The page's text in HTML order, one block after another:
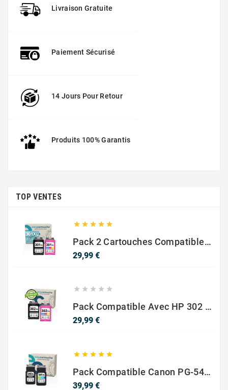
Livraison Gratuite
Paiement Sécurisé
14 Jours Pour Retour
Produits 100% Garantis
TOP VENTES
    
Pack 2 Cartouches Compatible Avec HP 301 XL Noir Et Couleur
29,99 €Prix
    
Pack Compatible Avec HP 302 XL Noir Et Couleur - SANS NIVEAU ENCRE
29,99 €Prix
    
Pack Compatible Canon PG-540 XL / CL-541 XL – Noir & Couleur – Haute Capacité
39,99 €Prix